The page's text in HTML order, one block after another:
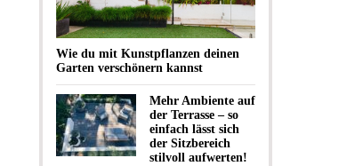
Wie du mit Kunstpflanzen deinen
Garten verschönern kannst
Mehr Ambiente auf
der Terrasse – so
einfach lässt sich
der Sitzbereich
stilvoll aufwerten!